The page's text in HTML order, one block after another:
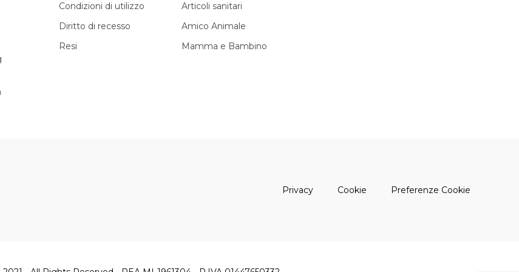
Condizioni di utilizzo
Diritto di recesso
Resi
Articoli sanitari
Amico Animale
Mamma e Bambino
Privacy(apre una nuova finestra)
Cookie (apre una nuova finestra)
Preferenze Cookie